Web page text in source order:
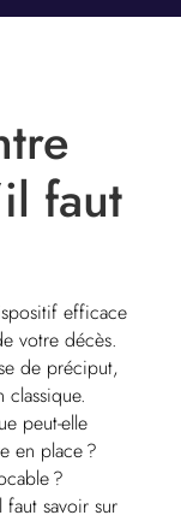
faut
efficace
votre décès.
de préciput,
peut-elle
en place ?
?
savoir sur